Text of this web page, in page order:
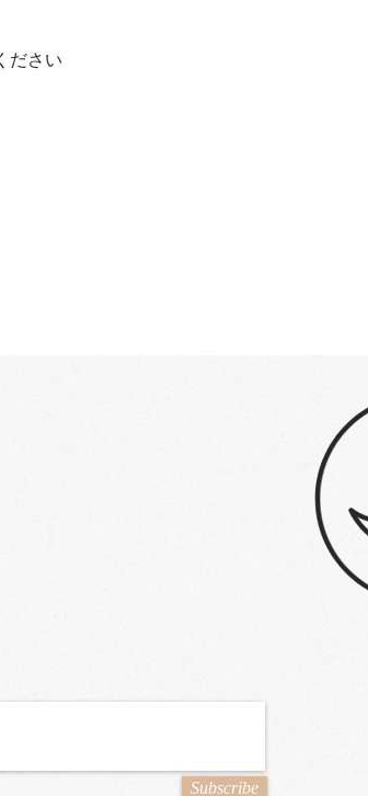
ださい
Subscribe